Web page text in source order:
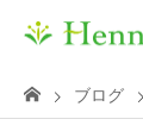
ブログ